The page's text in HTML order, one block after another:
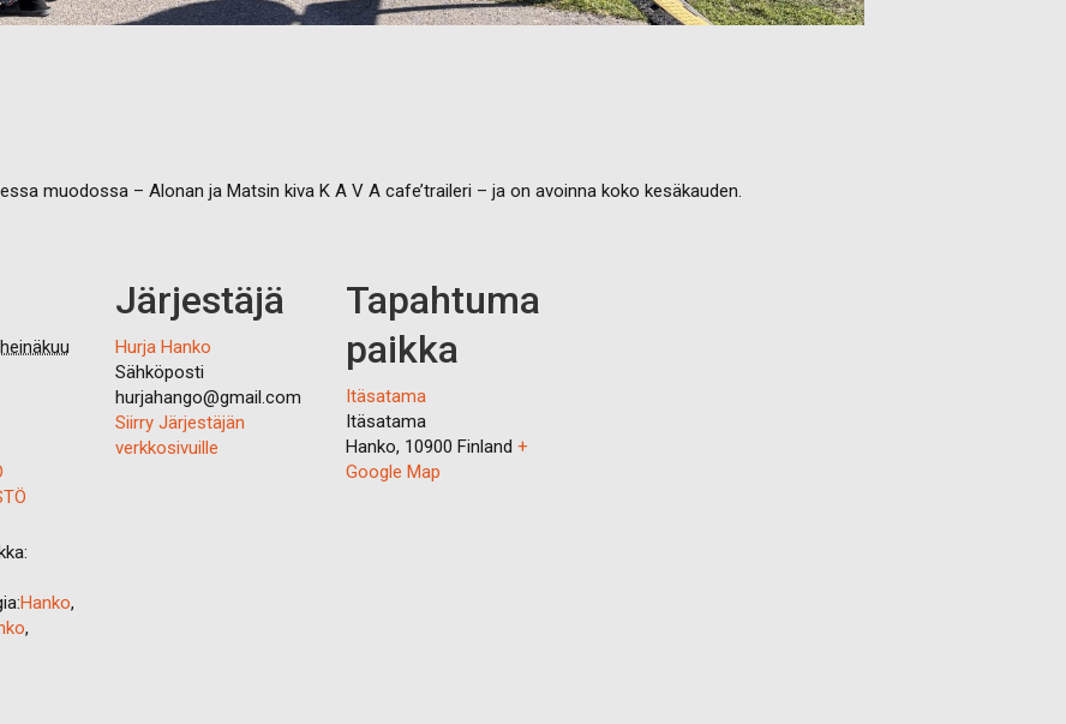
muodossa – Alonan ja Matsin kiva K A V A cafe’traileri – ja on avoinna koko kesäkauden.
Hanko,
,
Järjestäjä
Hurja Hanko
Sähköposti
hurjahango@gmail.com
Siirry Järjestäjän
verkkosivuille
Tapahtuma
paikka
Itäsatama
Itäsatama
Hanko, 10900 Finland +
Google Map